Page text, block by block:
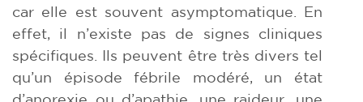
car elle est souvent asymptomatique. En
effet, il n’existe pas de signes cliniques
spécifiques. Ils peuvent être très divers tel
qu’un épisode fébrile modéré, un état